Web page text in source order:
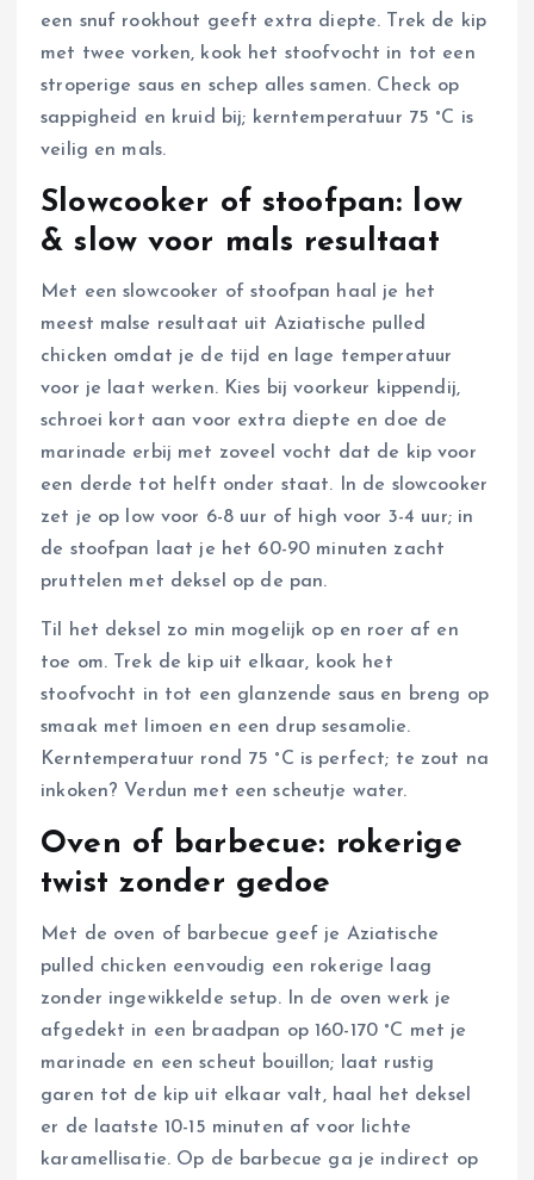
een snuf rookhout geeft extra diepte. Trek de kip
met twee vorken, kook het stoofvocht in tot een
stroperige saus en schep alles samen. Check op
sappigheid en kruid bij; kerntemperatuur 75 °C is
veilig en mals.
Slowcooker of stoofpan: low
& slow voor mals resultaat
Met een slowcooker of stoofpan haal je het
meest malse resultaat uit Aziatische pulled
chicken omdat je de tijd en lage temperatuur
voor je laat werken. Kies bij voorkeur kippendij,
schroei kort aan voor extra diepte en doe de
marinade erbij met zoveel vocht dat de kip voor
een derde tot helft onder staat. In de slowcooker
zet je op low voor 6-8 uur of high voor 3-4 uur; in
de stoofpan laat je het 60-90 minuten zacht
pruttelen met deksel op de pan.
Til het deksel zo min mogelijk op en roer af en
toe om. Trek de kip uit elkaar, kook het
stoofvocht in tot een glanzende saus en breng op
smaak met limoen en een drup sesamolie.
Kerntemperatuur rond 75 °C is perfect; te zout na
inkoken? Verdun met een scheutje water.
Oven of barbecue: rokerige
twist zonder gedoe
Met de oven of barbecue geef je Aziatische
pulled chicken eenvoudig een rokerige laag
zonder ingewikkelde setup. In de oven werk je
afgedekt in een braadpan op 160-170 °C met je
marinade en een scheut bouillon; laat rustig
garen tot de kip uit elkaar valt, haal het deksel
er de laatste 10-15 minuten af voor lichte
karamellisatie. Op de barbecue ga je indirect op